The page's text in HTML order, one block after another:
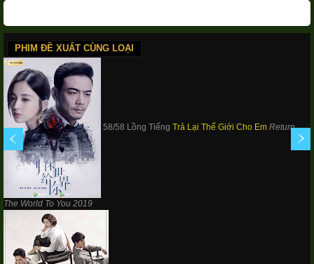
PHIM ĐỀ XUẤT CÙNG LOẠI
58/58 Lồng Tiếng Trả Lại Thế Giới Cho Em Return
The World To You 2019